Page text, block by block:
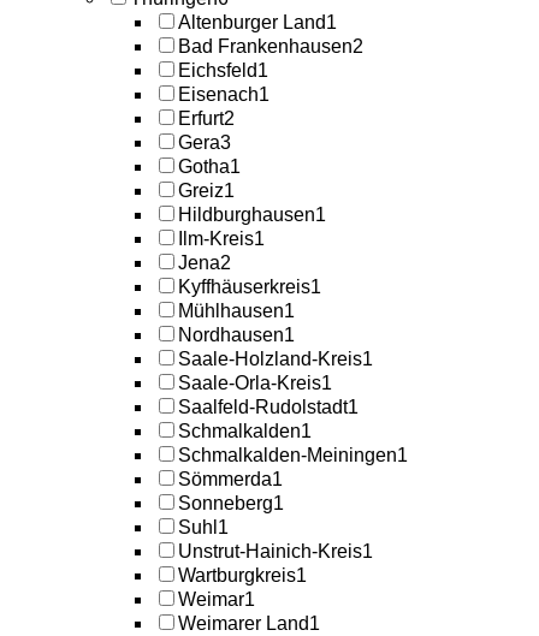
Altenburger Land1
Bad Frankenhausen2
Eichsfeld1
Eisenach1
Erfurt2
Gera3
Gotha1
Greiz1
Hildburghausen1
Ilm-Kreis1
Jena2
Kyffhäuserkreis1
Mühlhausen1
Nordhausen1
Saale-Holzland-Kreis1
Saale-Orla-Kreis1
Saalfeld-Rudolstadt1
Schmalkalden1
Schmalkalden-Meiningen1
Sömmerda1
Sonneberg1
Suhl 1
Unstrut-Hainich-Kreis1
Wartburgkreis1
Weimar1
Weimarer Land1